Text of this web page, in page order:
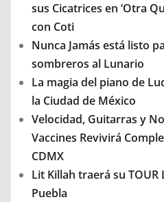
sus Cicatrices en ‘Otra
con Coti
Nunca Jamás está listo
sombreros al Lunario
La magia del piano de
la Ciudad de México
Velocidad, Guitarras y
Vaccines Revivirá
CDMX
Lit Killah traerá su TOUR
Puebla